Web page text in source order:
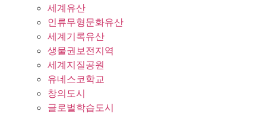
세계유산
인류무형문화유산
세계기록유산
생물권보전지역
세계지질공원
유네스코학교
창의도시
글로벌학습도시